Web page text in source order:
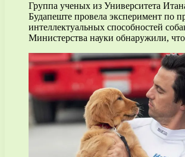
Группа ученых из Университета
Будапеште провела эксперимент по
интеллектуальных способностей
Министерства науки обнаружили,